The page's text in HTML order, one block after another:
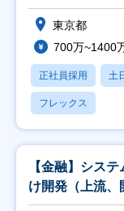
東京都
700万~1400
正社員採用 土
フレックス
【金融】シス
け開発（上流、